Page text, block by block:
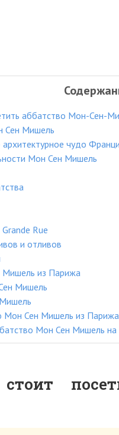
аббатство Мон-Сен-
Сен Мишель
чудо
Мон Сен Мишель
Grande Rue
и отливов
Мишель из Парижа
Мишель
Мон Сен Мишель из Парижа
Мон Сен Мишель